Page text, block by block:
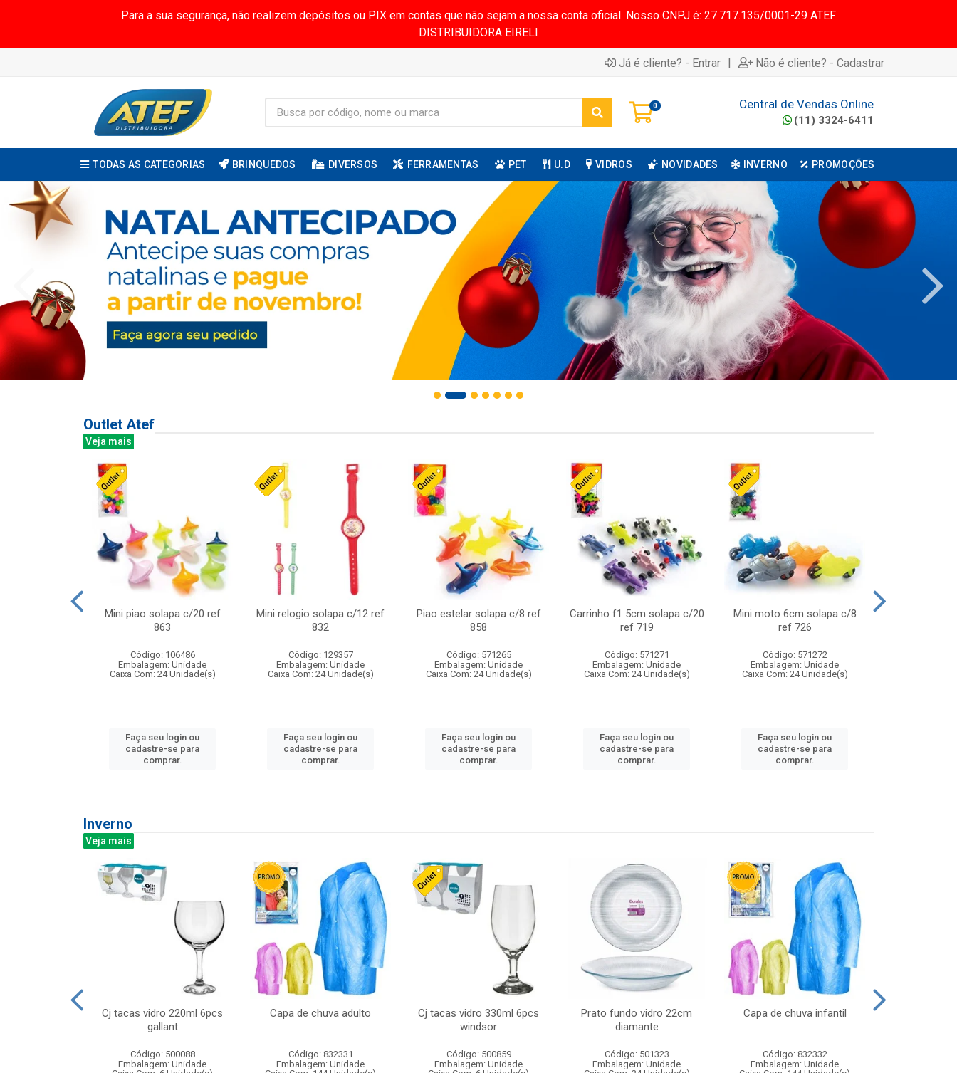
Para a sua segurança, não realizem depósitos ou PIX em contas que não sejam a nossa conta oficial. Nosso CNPJ é: 27.717.135/0001-29 ATEF
DISTRIBUIDORA EIRELI
Já é cliente? - Entrar | Não é cliente? - Cadastrar
0 Central de Vendas Online
(11) 3324-6411
TODAS AS CATEGORIAS BRINQUEDOS DIVERSOS FERRAMENTAS PET U.D VIDROS NOVIDADES INVERNO PROMOÇÕES
Outlet Atef
Veja mais
Mini piao solapa c/20 ref
863
Código: 106486
Embalagem: Unidade
Caixa Com: 24 Unidade(s)
Faça seu login ou
cadastre-se para
comprar.
Mini relogio solapa c/12 ref
832
Código: 129357
Embalagem: Unidade
Caixa Com: 24 Unidade(s)
Faça seu login ou
cadastre-se para
comprar.
Piao estelar solapa c/8 ref
858
Código: 571265
Embalagem: Unidade
Caixa Com: 24 Unidade(s)
Faça seu login ou
cadastre-se para
comprar.
Carrinho f1 5cm solapa c/20
ref 719
Código: 571271
Embalagem: Unidade
Caixa Com: 24 Unidade(s)
Faça seu login ou
cadastre-se para
comprar.
Mini moto 6cm solapa c/8
ref 726
Código: 571272
Embalagem: Unidade
Caixa Com: 24 Unidade(s)
Faça seu login ou
cadastre-se para
comprar.
Inverno
Veja mais
Cj tacas vidro 220ml 6pcs
gallant
Código: 500088
Embalagem: Unidade
Capa de chuva adulto
Código: 832331
Embalagem: Unidade
Cj tacas vidro 330ml 6pcs
windsor
Código: 500859
Embalagem: Unidade
Prato fundo vidro 22cm
diamante
Código: 501323
Embalagem: Unidade
Capa de chuva infantil
Código: 832332
Embalagem: Unidade